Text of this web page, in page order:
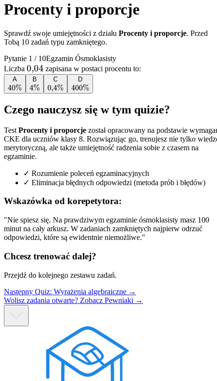
Procenty i proporcje
Sprawdź swoje umiejętności z działu Procenty i proporcje. Przed
Tobą 10 zadań typu zamkniętego.
Pytanie 1 / 10Egzamin Ósmoklasisty
Liczba 0{,}04
0,04 zapisana w postaci procentu to:
A
40\%
40%
B
4\%
4%
C
0{,}4\%
0,4%
D
400\%
400%
Czego nauczysz się w tym quizie?
Test Procenty i proporcje został opracowany na podstawie
CKE dla uczniów klasy 8. Rozwiązując go, trenujesz nie tylko
merytoryczną, ale także umiejętność radzenia sobie z czasem na
egzaminie.
✓ Rozumienie poleceń egzaminacyjnych
✓ Eliminacja błędnych odpowiedzi (metoda prób i błędów)
Wskazówka od korepetytora:
"Nie spiesz się. Na prawdziwym egzaminie ósmoklasisty masz 100
minut na cały arkusz. W zadaniach zamkniętych najpierw odrzuć
odpowiedzi, które są ewidentnie niemożliwe."
Chcesz trenować dalej?
Przejdź do kolejnego zestawu zadań.
Następny Quiz: Wyrażenia algebraiczne →
Wolisz zadania otwarte? Zobacz Pewniaki →